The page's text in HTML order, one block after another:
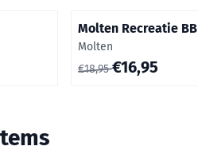
Molten Recreatie BB
Merk:
Molten
Van 18,95 voor 16,95
€18,95€16,95